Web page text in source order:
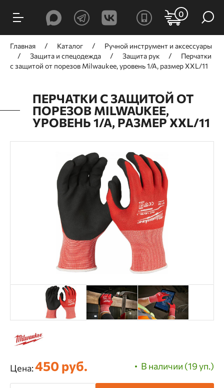
0
Главная Каталог
Ручной инcтрумент и аксессуары
Защита и спецодежда
Защита рук
Перчатки
с защитой от порезов Milwaukee, уровень 1/А, размер XXL/11
ПЕРЧАТКИ С ЗАЩИТОЙ ОТ
ПОРЕЗОВ MILWAUKEE,
УРОВЕНЬ 1/А, РАЗМЕР XXL/11
В наличии (19 уп.)
Цена:450 руб.